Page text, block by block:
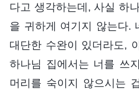
다고 생각하는데, 사실 하
을 귀하게 여기지 않는다.
대단한 수완이 있더라도,
하나님 집에서는 너를 쓰
머리를 숙이지 않으시는